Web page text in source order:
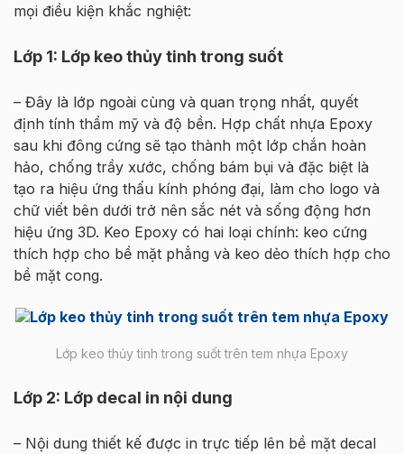
mọi điều kiện khắc nghiệt:
Lớp 1: Lớp keo thủy tinh trong suốt
– Đây là lớp ngoài cùng và quan trọng nhất, quyết
định tính thẩm mỹ và độ bền. Hợp chất nhựa Epoxy
sau khi đông cứng sẽ tạo thành một lớp chắn hoàn
hảo, chống trầy xước, chống bám bụi và đặc biệt là
tạo ra hiệu ứng thấu kính phóng đại, làm cho logo và
chữ viết bên dưới trở nên sắc nét và sống động hơn
hiệu ứng 3D. Keo Epoxy có hai loại chính: keo cứng
thích hợp cho bề mặt phẳng và keo dẻo thích hợp cho
bề mặt cong.
Lớp keo thủy tinh trong suốt trên tem nhựa Epoxy
Lớp 2: Lớp decal in nội dung
– Nội dung thiết kế được in trực tiếp lên bề mặt decal